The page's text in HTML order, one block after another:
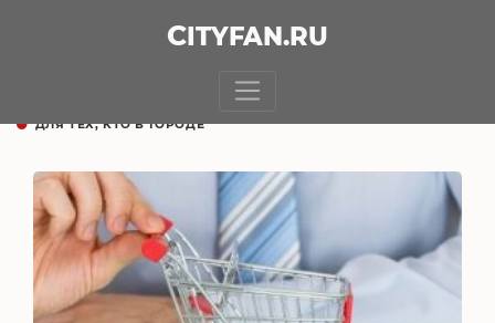
CITYFAN.RU
ДЛЯ ТЕХ, КТО В ГОРОДЕ